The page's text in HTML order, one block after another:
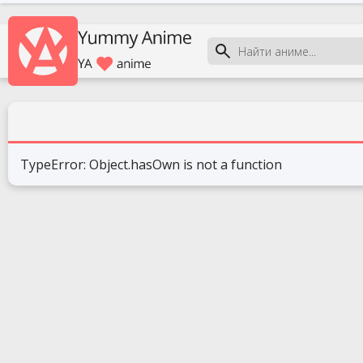
TypeError: Object.hasOwn is not a function